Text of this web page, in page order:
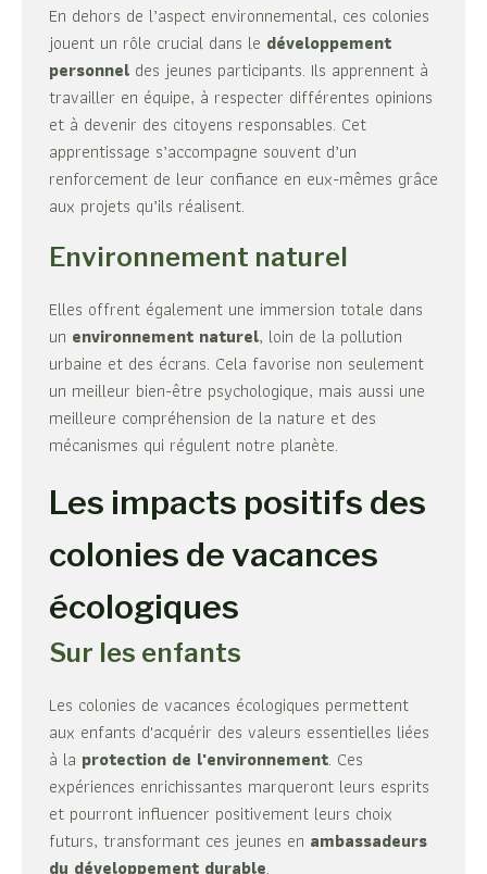
En dehors de l’aspect environnemental, ces colonies
jouent un rôle crucial dans le développement
personnel des jeunes participants. Ils apprennent à
travailler en équipe, à respecter différentes opinions
et à devenir des citoyens responsables. Cet
apprentissage s’accompagne souvent d’un
renforcement de leur confiance en eux-mêmes grâce
aux projets qu’ils réalisent.
Environnement naturel
Elles offrent également une immersion totale dans
un environnement naturel, loin de la pollution
urbaine et des écrans. Cela favorise non seulement
un meilleur bien-être psychologique, mais aussi une
meilleure compréhension de la nature et des
mécanismes qui régulent notre planète.
Les impacts positifs des
colonies de vacances
écologiques
Sur les enfants
Les colonies de vacances écologiques permettent
aux enfants d'acquérir des valeurs essentielles liées
à la protection de l'environnement. Ces
expériences enrichissantes marqueront leurs esprits
et pourront influencer positivement leurs choix
futurs, transformant ces jeunes en ambassadeurs
du développement durable.